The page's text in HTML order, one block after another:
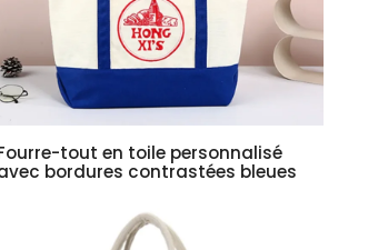
tout en toile personnalisé
bordures contrastées bleues